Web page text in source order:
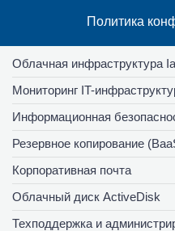
Политика
Облачная инфраструктура
Мониторинг IT-
Информационная
Резервное копирование
Корпоративная почта
Облачный диск ActiveDisk
Техподдержка и